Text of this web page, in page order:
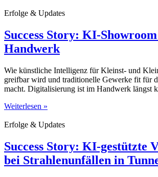
Erfolge & Updates
Success Story: KI-
Handwerk
Wie künstliche Intelligenz für Kleinst- und
greifbar wird und traditionelle Gewerke fit für
macht. Digitalisierung ist im Handwerk längst
Weiterlesen »
Erfolge & Updates
Success Story: KI-gestützte
bei Strahlenunfällen in